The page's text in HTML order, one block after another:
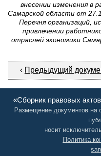
внесении изменения в
Самарской области от
Перечня организаций,
привлечении
отраслей экономики
‹ Предыдущий
«Сборник правовых
Размещение документов на
носит
Политика